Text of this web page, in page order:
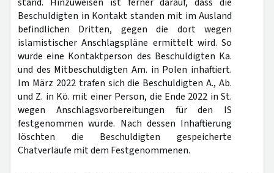
Beschuldigten in Kontakt standen mit im Ausland
befindlichen Dritten, gegen die dort wegen
islamistischer Anschlagspläne ermittelt wird. So
wurde eine Kontaktperson des Beschuldigten Ka.
und des Mitbeschuldigten Am. in Polen inhaftiert.
Im März 2022 trafen sich die Beschuldigten A., Ab.
und Z. in Kö. mit einer Person, die Ende 2022 in St.
wegen Anschlagsvorbereitungen für den IS
festgenommen wurde. Nach dessen Inhaftierung
löschten die Beschuldigten gespeicherte
Chatverläufe mit dem Festgenommenen.